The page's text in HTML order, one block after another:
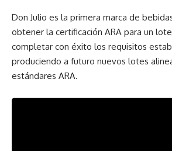
Don Julio es la primera marca de
obtener la certificación ARA para un
completar con éxito los requisitos
produciendo a futuro nuevos lotes
estándares ARA.